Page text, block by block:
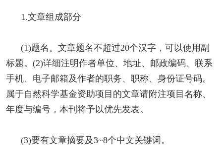
1.文章组成部分
(1)题名。文章题名不超过20个汉字，可以使用副
标题。(2)详细注明作者单位、地址、邮政编码、联系
手机、电子邮箱及作者的职务、职称、身份证号码。
属于自然科学基金资助项目的文章请附注项目名称、
年度与编号，本刊将予以优先发表。
(3)要有文章摘要及3~8个中文关键词。